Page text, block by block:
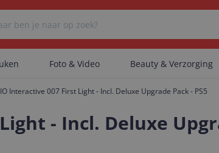
Er zijn geen categorieën
Foto & Video Beauty & Verzorging
IO Interactive 007 First Light - Incl. Deluxe Upgrade Pack - PS5
- Incl. Deluxe